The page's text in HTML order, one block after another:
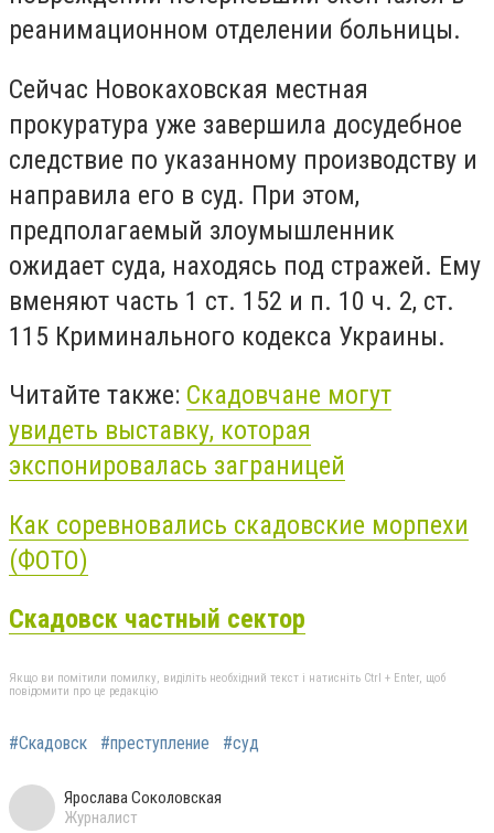
реанимационном отделении больницы.
Сейчас Новокаховская местная
прокуратура уже завершила досудебное
следствие по указанному производству и
направила его в суд. При этом,
предполагаемый злоумышленник
ожидает суда, находясь под стражей. Ему
вменяют часть 1 ст. 152 и п. 10 ч. 2, ст.
115 Криминального кодекса Украины.
Читайте также: Скадовчане могут
увидеть выставку, которая
экспонировалась заграницей
Как соревновались скадовские морпехи
(ФОТО)
Скадовск частный сектор
Якщо ви помітили помилку, виділіть необхідний текст і натисніть Ctrl + Enter, щоб
повідомити про це редакцію
#Скадовск #преступление #суд
Ярослава Соколовская
Журналист